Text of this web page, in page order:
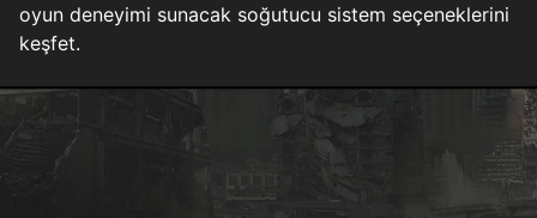
oyun deneyimi sunacak soğutucu sistem seçeneklerini
keşfet.